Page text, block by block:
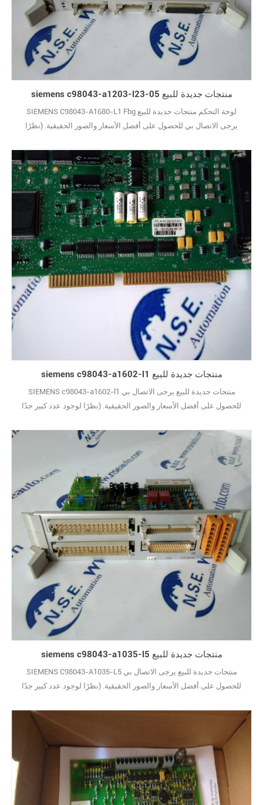
siemens c98043-a1203-l23-05 منتجات جديدة للبيع
SIEMENS C98043-A1680-L1 Fbg لوحة التحكم منتجات جديدة للبيع
يرجى الاتصال بي للحصول على أفضل الأسعار والصور الحقيقية. (نظرًا
علامة تجارية جديدة مع الحزمة الأصلية يغطيها ضمان سنة واحدة10
siemens c98043-a1602-l1 منتجات جديدة للبيع
SIEMENS c98043-a1602-l1 منتجات جديدة للبيع يرجى الاتصال بي
للحصول على أفضل الأسعار والصور الحقيقية. (نظرًا لوجود عدد كبير جدًا
الحزمة الأصلية يغطيها ضمان سنة واحدة10
siemens c98043-a1035-l5 منتجات جديدة للبيع
SIEMENS C98043-A1035-L5 منتجات جديدة للبيع يرجى الاتصال بي
للحصول على أفضل الأسعار والصور الحقيقية. (نظرًا لوجود عدد كبير جدًا